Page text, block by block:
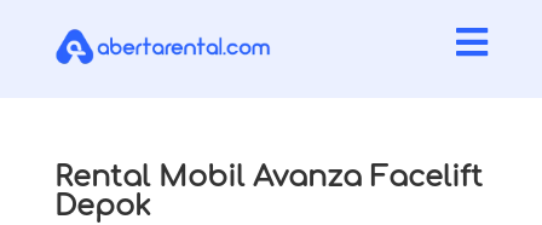

Rental Mobil Avanza Facelift
Depok